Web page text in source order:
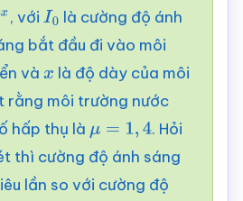
, vớiI0 là cường độ ánh
bắt đầu đi vào môi
và x là độ dày của môi
rằng môi trường nước
hấp thụ là μ=1, 4
. Hỏi
thì cường độ ánh sáng
lần so với cường độ